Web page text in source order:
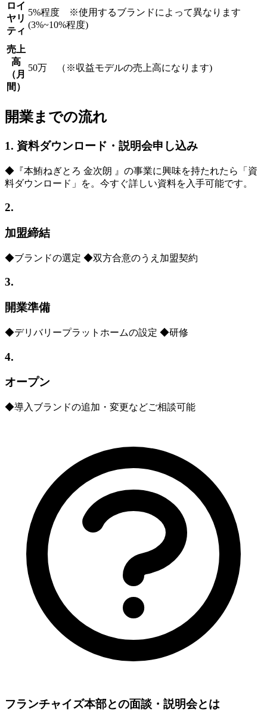
ロイ
ヤリ
ティ
5%程度 ※使用するブランドによって異なります
(3%~10%程度)
売上
高
（月
間）
50万 （※収益モデルの売上高になります)
開業までの流れ
1. 資料ダウンロード・説明会申し込み
◆『本鮪ねぎとろ 金次朗 』の事業に興味を持たれたら「資
料ダウンロード」を。今すぐ詳しい資料を入手可能です。
2.
加盟締結
◆ブランドの選定 ◆双方合意のうえ加盟契約
3.
開業準備
◆デリバリープラットホームの設定 ◆研修
4.
オープン
◆導入ブランドの追加・変更などご相談可能
フランチャイズ本部との面談・説明会とは